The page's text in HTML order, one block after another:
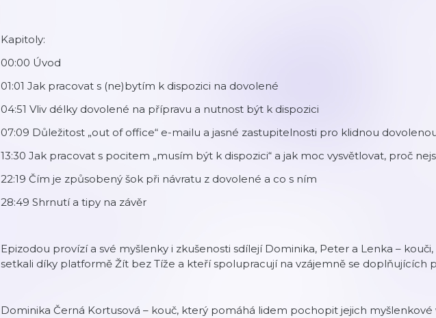
Kapitoly:
00:00 Úvod
01:01 Jak pracovat s (ne)bytím k dispozici na dovolené
04:51 Vliv délky dovolené na přípravu a nutnost být k dispozici
07:09 Důležitost „out of office“ e-mailu a jasné zastupitelnosti pro klidnou
13:30 Jak pracovat s pocitem „musím být k dispozici“ a jak moc vysvětlovat, proč
22:19 Čím je způsobený šok při návratu z dovolené a co s ním
28:49 Shrnutí a tipy na závěr
Epizodou provízí a své myšlenky i zkušenosti sdílejí Dominika, Peter a Lenka –
setkali díky platformě Žít bez Tíže a kteří spolupracují na vzájemně se doplňujících
Dominika Černá Kortusová – kouč, který pomáhá lidem pochopit jejich myšlenkové